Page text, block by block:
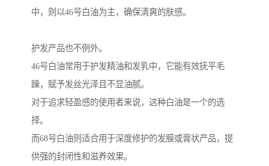
中，则以46号白油为主，确保清爽的肤感。
护发产品也不例外。
46号白油常用于护发精油和发乳中，它能有效抚平毛
躁，赋予发丝光泽且不显油腻。
对于追求轻盈感的使用者来说，这种白油是一个的选
择。
而68号白油则适合用于深度修护的发膜或膏状产品，提
供强的封闭性和滋养效果。